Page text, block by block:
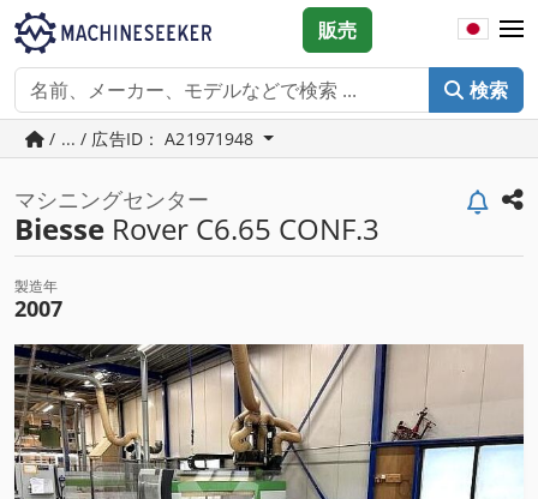
検索
販売
/ ... / 広告ID： A21971948
マシニングセンター
Biesse Rover C6.65 CONF.3
製造年
2007